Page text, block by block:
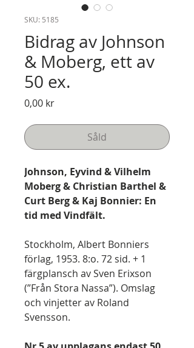
SKU: 5185
Bidrag av Johnson
& Moberg, ett av
50 ex.
0,00 krPris
Såld
Johnson, Eyvind & Vilhelm
Moberg & Christian Barthel &
Curt Berg & Kaj Bonnier: En
tid med Vindfält.
Stockholm, Albert Bonniers
förlag, 1953. 8:o. 72 sid. + 1
färgplansch av Sven Erixson
(”Från Stora Nassa”). Omslag
och vinjetter av Roland
Svensson.